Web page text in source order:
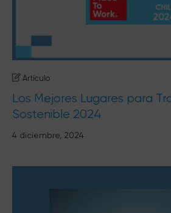
Artículo
Los Mejores Lugares para
Sostenible 2024
4 diciembre, 2024